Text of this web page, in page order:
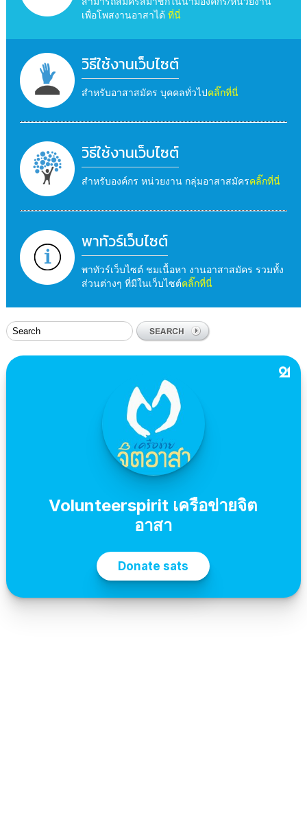
เพื่อโพสงานอาสาได้ ที่นี่
วิธีใช้งานเว็บไซต์
สำหรับอาสาสมัคร บุคคลทั่วไปคลิ๊กที่นี่
วิธีใช้งานเว็บไซต์
สำหรับองค์กร หน่วยงาน กลุ่มอาสาสมัครคลิ๊กที่นี่
พาทัวร์เว็บไซต์
พาทัวร์เว็บไซต์ ชมเนื้อหา งานอาสาสมัคร รวมทั้ง
ส่วนต่างๆ ที่มีในเว็บไซต์คลิ๊กที่นี่